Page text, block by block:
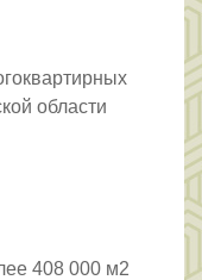
области
408 000 м2